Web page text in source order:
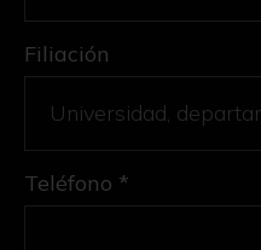
Filiación
Teléfono *